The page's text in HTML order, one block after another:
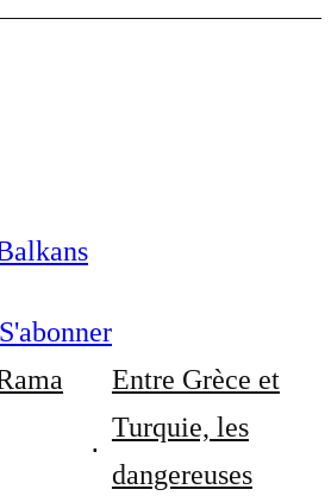
S'abonner
Entre Grèce et
Turquie, les
dangereuses